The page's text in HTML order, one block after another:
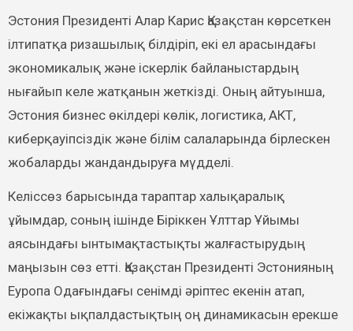
Эстония Президенті Алар Карис Қазақстан көрсеткен
ілтипатқа ризашылық білдіріп, екі ел арасындағы
экономикалық және іскерлік байланыстардың
нығайып келе жатқанын жеткізді. Оның айтуынша,
Эстония бизнес өкілдері көлік, логистика, АКТ,
киберқауіпсіздік және білім салаларында бірлескен
жобаларды жандандыруға мүдделі.
Келіссөз барысында тараптар халықаралық
ұйымдар, соның ішінде Біріккен Ұлттар Ұйымы
аясындағы ынтымақтастықты жалғастырудың
маңызын сөз етті. Қазақстан Президенті Эстонияның
Еуропа Одағындағы сенімді әріптес екенін атап,
екіжақты ықпалдастықтың оң динамикасын ерекше